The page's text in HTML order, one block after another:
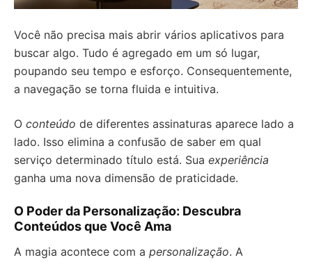
Você não precisa mais abrir vários aplicativos para
buscar algo. Tudo é agregado em um só lugar,
poupando seu tempo e esforço. Consequentemente,
a navegação se torna fluida e intuitiva.
O conteúdo de diferentes assinaturas aparece lado a
lado. Isso elimina a confusão de saber em qual
serviço determinado título está. Sua experiência
ganha uma nova dimensão de praticidade.
O Poder da Personalização: Descubra
Conteúdos que Você Ama
A magia acontece com a personalização. A